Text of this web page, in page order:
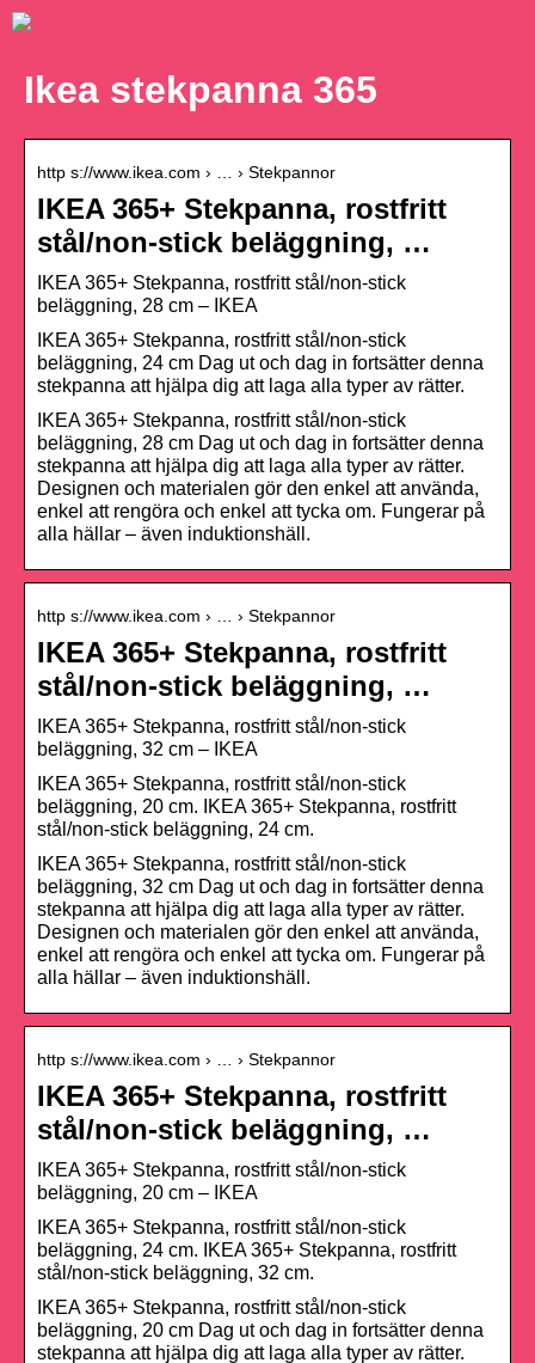
Ikea stekpanna 365
http s://www.ikea.com › … › Stekpannor
IKEA 365+ Stekpanna, rostfritt
stål/non-stick beläggning, …
IKEA 365+ Stekpanna, rostfritt stål/non-stick
beläggning, 28 cm – IKEA
IKEA 365+ Stekpanna, rostfritt stål/non-stick
beläggning, 24 cm Dag ut och dag in fortsätter denna
stekpanna att hjälpa dig att laga alla typer av rätter.
IKEA 365+ Stekpanna, rostfritt stål/non-stick
beläggning, 28 cm Dag ut och dag in fortsätter denna
stekpanna att hjälpa dig att laga alla typer av rätter.
Designen och materialen gör den enkel att använda,
enkel att rengöra och enkel att tycka om. Fungerar på
alla hällar – även induktionshäll.
http s://www.ikea.com › … › Stekpannor
IKEA 365+ Stekpanna, rostfritt
stål/non-stick beläggning, …
IKEA 365+ Stekpanna, rostfritt stål/non-stick
beläggning, 32 cm – IKEA
IKEA 365+ Stekpanna, rostfritt stål/non-stick
beläggning, 20 cm. IKEA 365+ Stekpanna, rostfritt
stål/non-stick beläggning, 24 cm.
IKEA 365+ Stekpanna, rostfritt stål/non-stick
beläggning, 32 cm Dag ut och dag in fortsätter denna
stekpanna att hjälpa dig att laga alla typer av rätter.
Designen och materialen gör den enkel att använda,
enkel att rengöra och enkel att tycka om. Fungerar på
alla hällar – även induktionshäll.
http s://www.ikea.com › … › Stekpannor
IKEA 365+ Stekpanna, rostfritt
stål/non-stick beläggning, …
IKEA 365+ Stekpanna, rostfritt stål/non-stick
beläggning, 20 cm – IKEA
IKEA 365+ Stekpanna, rostfritt stål/non-stick
beläggning, 24 cm. IKEA 365+ Stekpanna, rostfritt
stål/non-stick beläggning, 32 cm.
IKEA 365+ Stekpanna, rostfritt stål/non-stick
beläggning, 20 cm Dag ut och dag in fortsätter denna
stekpanna att hjälpa dig att laga alla typer av rätter.